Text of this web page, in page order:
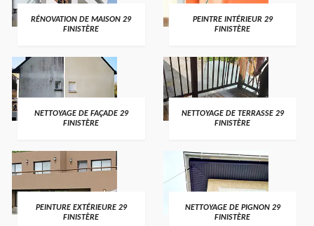
RÉNOVATION DE MAISON 29
FINISTÈRE
PEINTRE INTÉRIEUR 29
FINISTÈRE
NETTOYAGE DE FAÇADE 29
FINISTÈRE
NETTOYAGE DE TERRASSE 29
FINISTÈRE
PEINTURE EXTÉRIEURE 29
FINISTÈRE
NETTOYAGE DE PIGNON 29
FINISTÈRE